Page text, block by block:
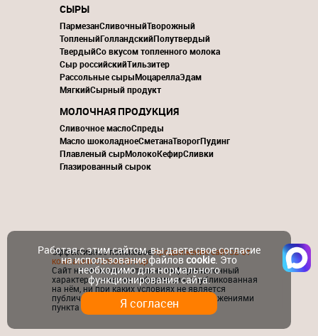
СЫРЫ
ПармезанСливочныйТворожный
ТопленыйГолландскийПолутвердый
ТвердыйСо вкусом топленного молока
Сыр российскийТильзитер
Рассольные сырыМоцареллаЭдам
МягкийСырный продукт
МОЛОЧНАЯ ПРОДУКЦИЯ
Сливочное маслоСпреды
Масло шоколадноеСметанаТворогПудинг
Плавленый сырМолокоКефирСливки
Глазированный сырок
Эффективное поисковоепродвижение сайтов от
компании ContactGroup
Сайт носит исключительно информационный
характер и никакая информация, опубликованная
на нём, ни при каких условиях не является
публичной офертой, определяемой положениями
пункта 2 статьи 437 ГК РФ.
Работая с этим сайтом, вы даете свое согласие
на использование файловcookie. Это
необходимо для нормального
функционирования сайта.
Я согласен